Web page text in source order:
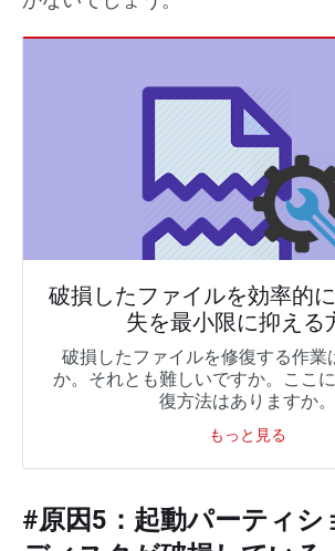
破損したファイルを効率的
失を最小限に抑える
破損したファイルを修復する作業
か。それとも難しいですか。ここ
復方法はありますか。
もっと見る
#原因5：起動パーティシ